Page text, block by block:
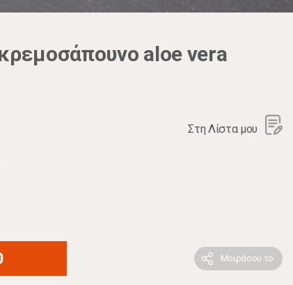
aloe vera
Στη Λίστα μου
Μοιράσου το